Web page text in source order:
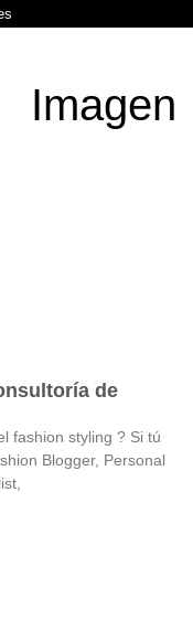
Imagen
de
fashion styling ? Si tú
Blogger, Personal